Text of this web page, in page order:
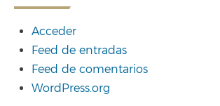
Acceder
Feed de entradas
Feed de comentarios
WordPress.org